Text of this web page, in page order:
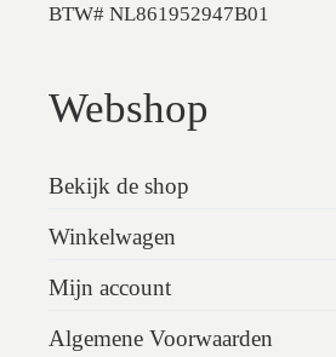
BTW# NL861952947B01
Webshop
Bekijk de shop
Winkelwagen
Mijn account
Algemene Voorwaarden